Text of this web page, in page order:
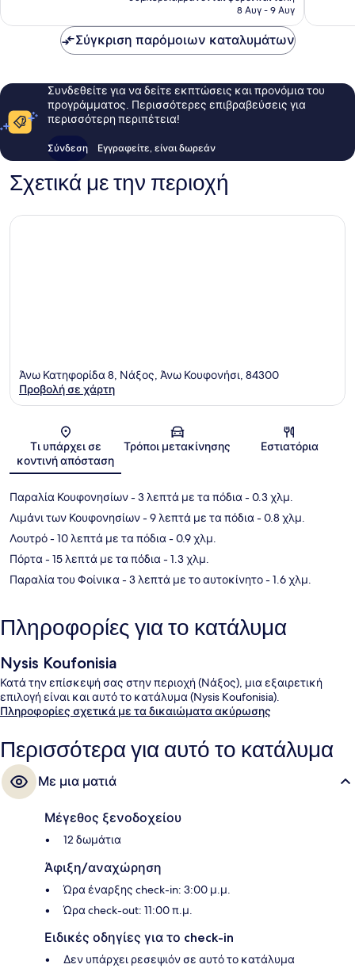
είναι
8 Αυγ - 9 Αυγ
Σύγκριση παρόμοιων καταλυμάτων
Συνδεθείτε για να δείτε εκπτώσεις και προνόμια του
προγράμματος. Περισσότερες επιβραβεύσεις για
περισσότερη περιπέτεια!
Σύνδεση Εγγραφείτε, είναι δωρεάν
Σχετικά με την περιοχή
Χάρτης
Άνω Κατηφορίδα 8, Νάξος, Άνω Κουφονήσι, 84300
Προβολή σε χάρτη
Τι υπάρχει σε
κοντινή απόσταση
Τρόποι μετακίνησης Εστιατόρια
Παραλία Κουφονησίων- 3 λεπτά με τα πόδια- 0.3 χλμ.
Λιμάνι των Κουφονησίων- 9 λεπτά με τα πόδια- 0.8 χλμ.
Λουτρό- 10 λεπτά με τα πόδια- 0.9 χλμ.
Πόρτα- 15 λεπτά με τα πόδια- 1.3 χλμ.
Παραλία του Φοίνικα- 3 λεπτά με το αυτοκίνητο- 1.6 χλμ.
Πληροφορίες για το κατάλυμα
Nysis Koufonisia
Κατά την επίσκεψή σας στην περιοχή (Νάξος), μια εξαιρετική
επιλογή είναι και αυτό το κατάλυμα (Nysis Koufonisia).
Πληροφορίες σχετικά με τα δικαιώματα ακύρωσης
Περισσότερα για αυτό το κατάλυμα
Με μια ματιά
Μέγεθος ξενοδοχείου
12 δωμάτια
Άφιξη/αναχώρηση
Ώρα έναρξης check-in: 3:00 μ.μ.
Ώρα check-out: 11:00 π.μ.
Ειδικές οδηγίες για το check-in
Δεν υπάρχει ρεσεψιόν σε αυτό το κατάλυμα